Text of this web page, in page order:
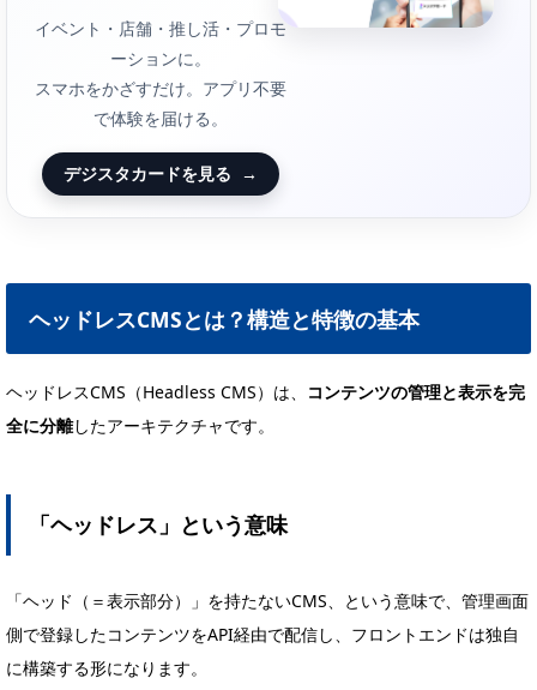
イベント・店舗・推し活・プロモ
ーションに。
スマホをかざすだけ。アプリ不要
で体験を届ける。
デジスタカードを見る →
ヘッドレスCMSとは？構造と特徴の基本
ヘッドレスCMS（Headless CMS）は、
コンテンツの管理と表示を完
全に分離したアーキテクチャです。
「ヘッドレス」という意味
「ヘッド（＝表示部分）」を持たないCMS、という意味で、管理画面
側で登録したコンテンツをAPI経由で配信し、フロントエンドは独自
に構築する形になります。